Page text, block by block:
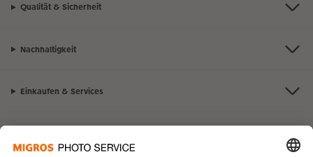
Qualität & Sicherheit
Nachhaltigkeit
Einkaufen & Services